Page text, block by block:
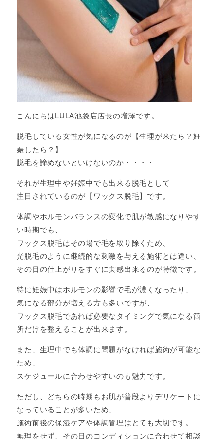
こんにちはLULA池袋店店長の増澤です。
脱毛している女性が気になるのが【生理が来たら？妊
娠したら？】
脱毛を諦めないといけないのか・・・・
それが生理中や妊娠中でも出来る脱毛として
注目されているのが【ワックス脱毛】です。
体調やホルモンバランスの変化で肌が敏感になりやす
い時期でも、
ワックス脱毛はその場で毛を取り除くため、
光脱毛のように継続的な刺激を与える施術とは違い、
その日の仕上がりをすぐに実感出来るのが特徴です。
特に妊娠中はホルモンの影響で毛が濃くなったり、
気になる部分が増える方も多いですが、
ワックス脱毛であれば必要なタイミングで気になる箇
所だけを整えることが出来ます。
また、生理中でも体調に問題がなければ施術が可能な
ため、
スケジュールに合わせやすいのも魅力です。
ただし、どちらの時期もお肌が普段よりデリケートに
なっていることが多いため、
施術前後の保湿ケアや体調管理はとても大切です。
無理をせず、その日のコンディションに合わせて相談